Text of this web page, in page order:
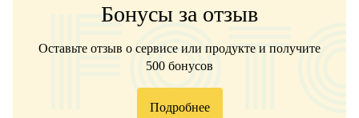
Бонусы за отзыв
Оставьте отзыв о сервисе или продукте и получите
500 бонусов
Подробнее